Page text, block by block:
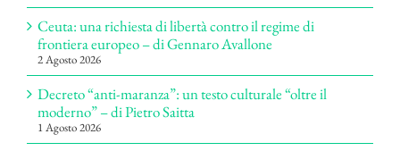
Ceuta: una richiesta di libertà contro il regime di
frontiera europeo – di Gennaro Avallone
2 Agosto 2026
Decreto “anti-maranza”: un testo culturale “oltre il
moderno” – di Pietro Saitta
1 Agosto 2026